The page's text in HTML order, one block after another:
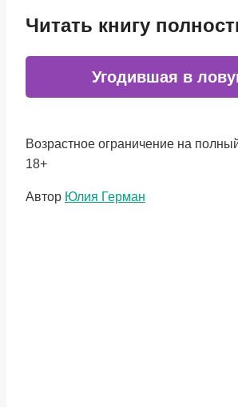
Читать книгу
Угодившая в
Возрастное ограничение на полный
18+
Метки
Автор Юлия Герман